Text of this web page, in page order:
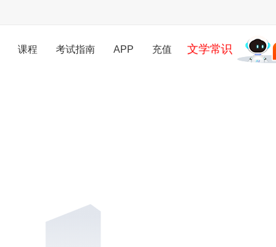
课程 考试指南 APP 充值 文学常识